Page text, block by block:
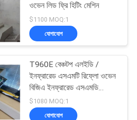
ওভেন লিড ফ্রি হিটিং মেশিন
$1100 MOQ:1
যোগাযোগ
T960E বেঞ্চটপ এলইডি /
ইনফ্রারেড এসএমটি রিফ্লো ওভেন
বিজিএ ইনফ্রারেড এসএমডি
রিভারক স্টেশন
$1080 MOQ:1
যোগাযোগ